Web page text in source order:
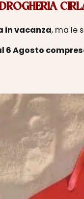
in vacanza, ma le
6 Agosto